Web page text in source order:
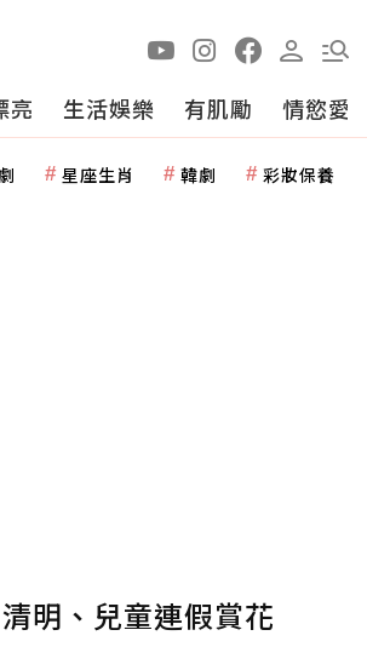
亮 生活娛樂 有肌勵 情慾愛
星座生肖 韓劇 彩妝保養
明、兒童連假賞花